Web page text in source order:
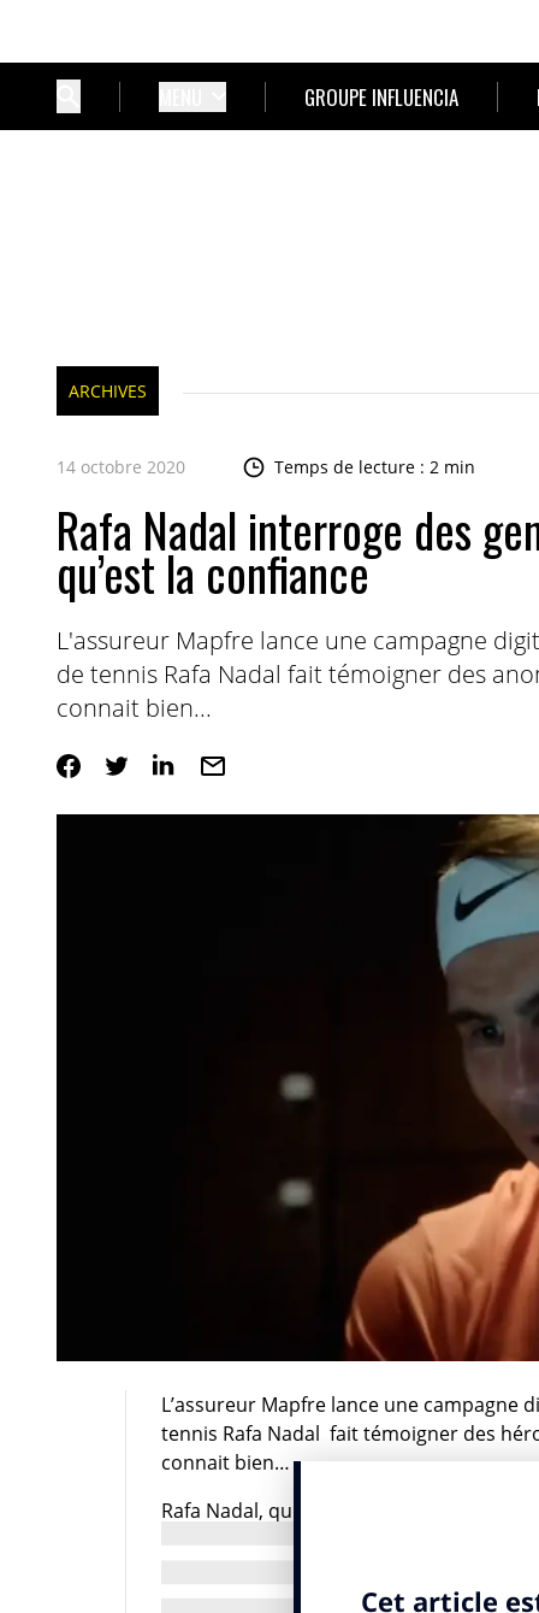
GROUPE INFLUENCIA
ARCHIVES
14 octobre 2020 Temps de lecture : 2 min
Rafa Nadal interroge des
qu’est la confiance
L'assureur Mapfre lance une campagne
de tennis Rafa Nadal fait témoigner des
connait bien...
L’assureur Mapfre lance une campagne
tennis Rafa Nadal fait témoigner des
connait bien…
Rafa Nadal, qui vient de remporter
imbattable… et surtout pour garder une